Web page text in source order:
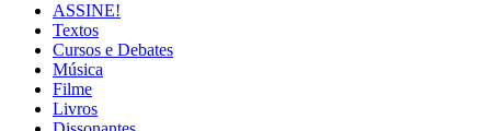
ASSINE!
Textos
Cursos e Debates
Música
Filme
Livros